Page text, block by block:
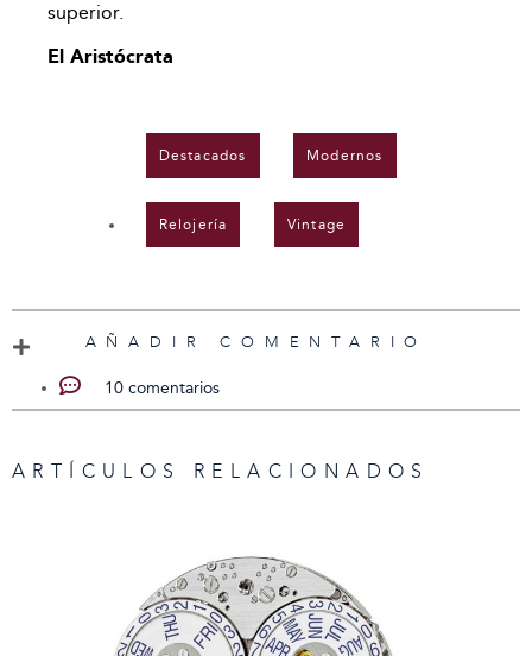
superior.
El Aristócrata
Destacados Modernos
Relojería Vintage
AÑADIR COMENTARIO
10 comentarios
ARTÍCULOS RELACIONADOS